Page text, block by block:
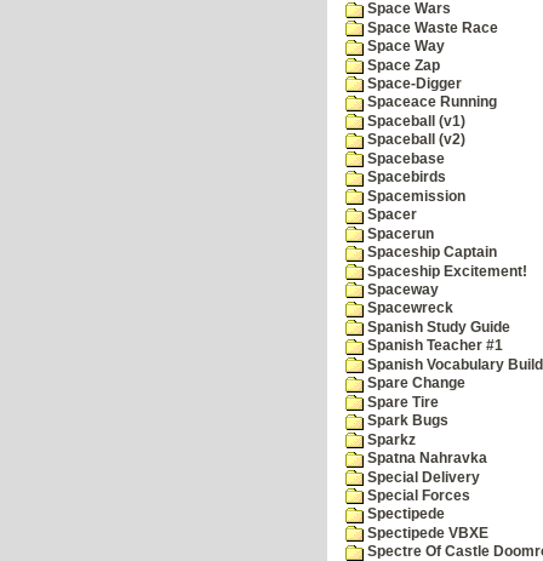
Space Wars
Space Waste Race
Space Way
Space Zap
Space-Digger
Spaceace Running
Spaceball (v1)
Spaceball (v2)
Spacebase
Spacebirds
Spacemission
Spacer
Spacerun
Spaceship Captain
Spaceship Excitement!
Spaceway
Spacewreck
Spanish Study Guide
Spanish Teacher #1
Spanish Vocabulary
Spare Change
Spare Tire
Spark Bugs
Sparkz
Spatna Nahravka
Special Delivery
Special Forces
Spectipede
Spectipede VBXE
Spectre Of Castle